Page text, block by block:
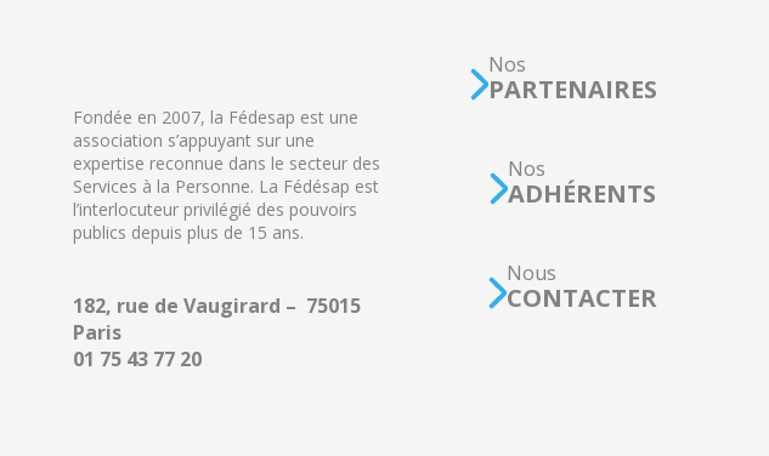
Fondée en 2007, la Fédesap est une
association s’appuyant sur une
expertise reconnue dans le secteur des
Services à la Personne. La Fédésap est
l’interlocuteur privilégié des pouvoirs
publics depuis plus de 15 ans.
182, rue de Vaugirard – 75015
Paris
01 75 43 77 20
Nos
PARTENAIRES
Nos
ADHÉRENTS
Nous
CONTACTER